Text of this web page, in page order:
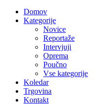
Domov
Kategorije
Novice
Reportaže
Intervjuji
Oprema
Poučno
Vse kategorije
Koledar
Trgovina
Kontakt